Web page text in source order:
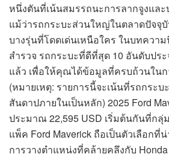
หนึ่งตันที่เน้นสมรรถนะการลากจูงแล
แม้ว่ารถกระบะส่วนใหญ่ในตลาดปัจจุ
บางรุ่นที่โดดเด่นเหนือใคร ในบทควา
สำรวจ รถกระบะที่ดีที่สุด 10 อันดับปร
แล้ว เพื่อให้คุณได้ข้อมูลที่ครบถ้วนใน
(หมายเหตุ: รายการนี้จะเน้นที่รถกระบ
สันดาปภายในเป็นหลัก) 2025 Ford
ประมาณ 22,595 USD เริ่มต้นกันที่ก
แพ็ค Ford Maverick ถือเป็นตัวเลือกที่
การวางตำแหน่งที่คล้ายคลึงกับ